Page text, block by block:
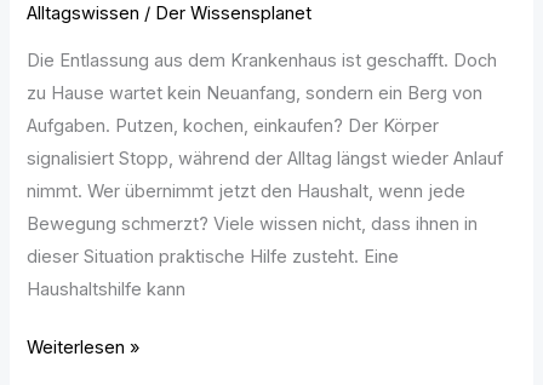
Alltagswissen / Der Wissensplanet
Die Entlassung aus dem Krankenhaus ist geschafft. Doch
zu Hause wartet kein Neuanfang, sondern ein Berg von
Aufgaben. Putzen, kochen, einkaufen? Der Körper
signalisiert Stopp, während der Alltag längst wieder Anlauf
nimmt. Wer übernimmt jetzt den Haushalt, wenn jede
Bewegung schmerzt? Viele wissen nicht, dass ihnen in
dieser Situation praktische Hilfe zusteht. Eine
Haushaltshilfe kann
Weiterlesen »